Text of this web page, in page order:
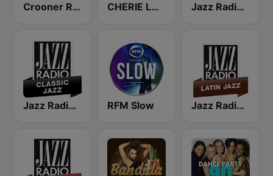
Crooner Radio Swing CHERIE LOVE SONGS Jazz Radio Blues
Jazz Radio Classic Jazz RFM Slow Jazz Radio Latin Jazz